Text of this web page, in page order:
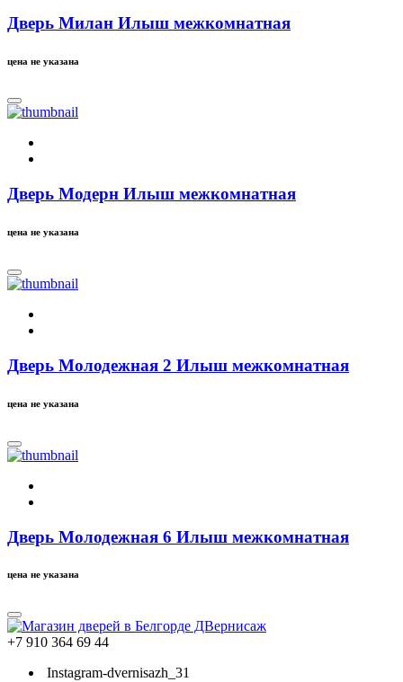
Дверь Милан Илыш межкомнатная
цена не указана
Дверь Модерн Илыш межкомнатная
цена не указана
Дверь Молодежная 2 Илыш межкомнатная
цена не указана
Дверь Молодежная 6 Илыш межкомнатная
цена не указана
+7 910 364 69 44
Instagram-dvernisazh_31